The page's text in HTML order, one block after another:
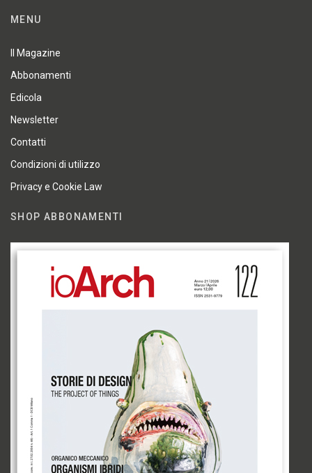
MENU
Il Magazine
Abbonamenti
Edicola
Newsletter
Contatti
Condizioni di utilizzo
Privacy e Cookie Law
SHOP ABBONAMENTI